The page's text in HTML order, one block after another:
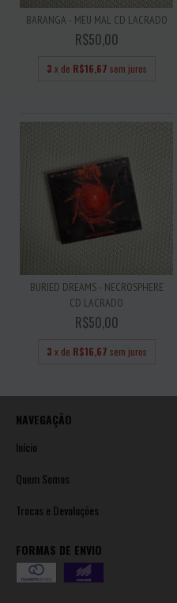
BARANGA - MEU MAL CD LACRADO
R$50,00
3 x de R$16,67 sem juros
BURIED DREAMS - NECROSPHERE
CD LACRADO
R$50,00
3 x de R$16,67 sem juros
NAVEGAÇÃO
Início
Quem Somos
Trocas e Devoluções
FORMAS DE ENVIO